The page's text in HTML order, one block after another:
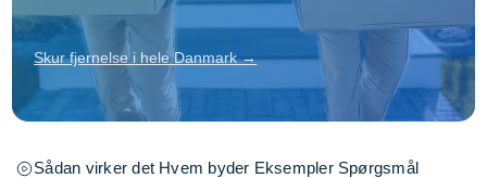
Skur fjernelse i hele Danmark →
Sådan virker det Hvem byder Eksempler Spørgsmål